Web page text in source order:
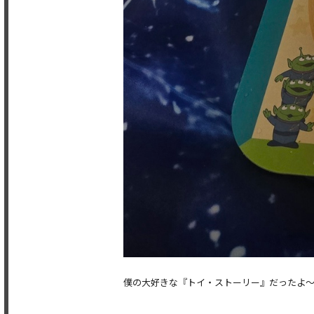
僕の大好きな『トイ・ストーリー』だったよ